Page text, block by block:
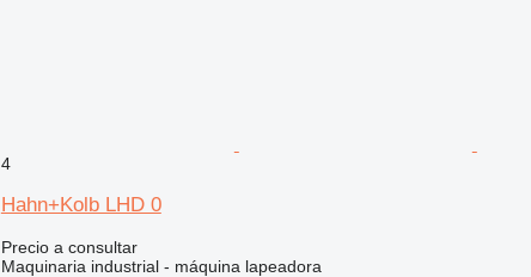
4
Hahn+Kolb LHD 0
Precio a consultar
Maquinaria industrial - máquina lapeadora